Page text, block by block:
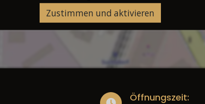
Zustimmen und aktivieren
Öffnungszeit: